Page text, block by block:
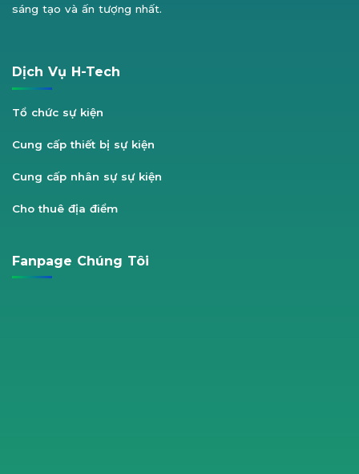
sáng tạo và ấn tượng nhất.
Dịch Vụ H-Tech
Tổ chức sự kiện
Cung cấp thiết bị sự kiện
Cung cấp nhân sự sự kiện
Cho thuê địa điểm
Fanpage Chúng Tôi